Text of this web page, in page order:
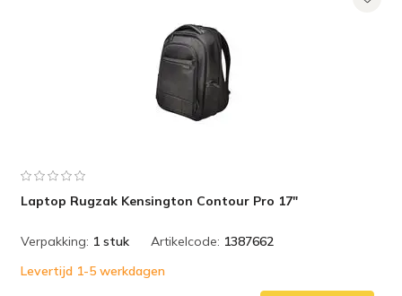
Laptop Rugzak Kensington Contour Pro 17"
Verpakking: 1 stuk Artikelcode: 1387662
Levertijd 1-5 werkdagen